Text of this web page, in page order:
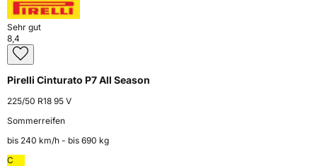
Sehr gut
8,4
Pirelli Cinturato P7 All Season
225/50 R18 95 V
Sommerreifen
bis 240 km⁠/⁠h - bis 690 kg
C